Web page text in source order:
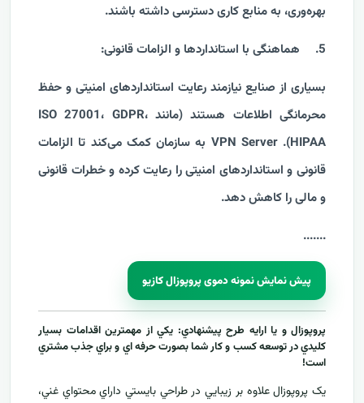
بهره‌وری، به منابع کاری دسترسی داشته باشند.
5. هماهنگی با استانداردها و الزامات قانونی:
بسیاری از صنایع نیازمند رعایت استانداردهای امنیتی و حفظ
محرمانگی اطلاعات هستند (مانند ISO 27001، GDPR،
HIPAA). VPN Server به سازمان کمک می‌کند تا الزامات
قانونی و استانداردهای امنیتی را رعایت کرده و خطرات قانونی
و مالی را کاهش دهد.
...
....
پیش نمایش نمونه دموی پروپوزال کازیو
پروپوزال و يا ارايه طرح پيشنهادي: يکي از مهمترين اقدامات بسيار
کليدي در توسعه کسب و کار شما بصورت حرفه اي و براي جذب مشتري
است!
يک پروپوزال علاوه بر زيبايي در طراحي بايستي داراي محتواي غني،